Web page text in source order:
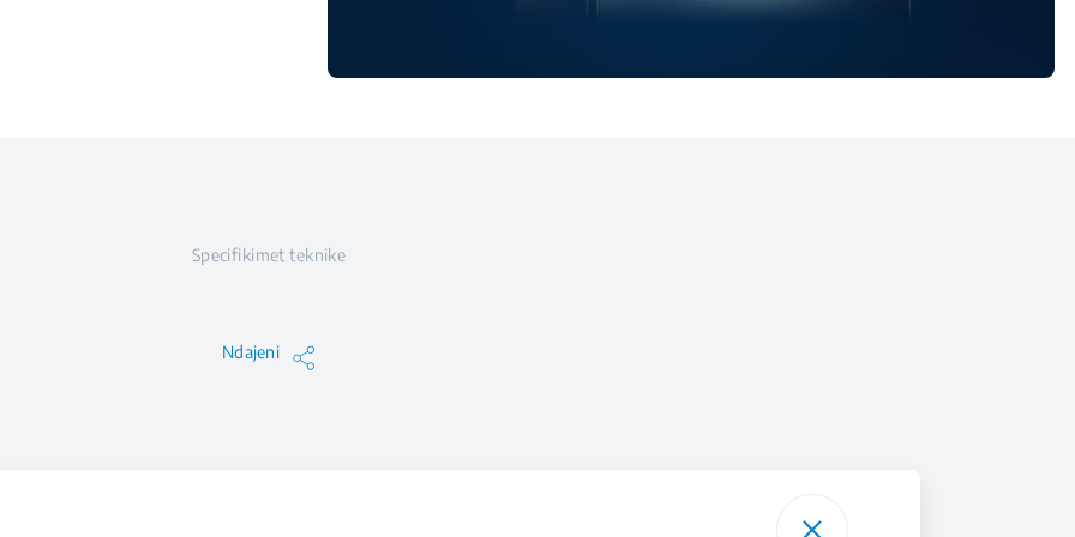
Specifikimet teknike
Ndajeni